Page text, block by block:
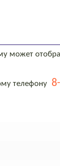
может
телефону